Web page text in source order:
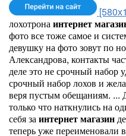
лохотронаинтернет
фото все тоже самое и
девушку на фото зовут по
Александрова, контакты
деле это не срочный набор
срочный набор лохов и
веря пустым обещаниям. ...
только что наткнулись на
себя заинтернетмагазин
теперь уже